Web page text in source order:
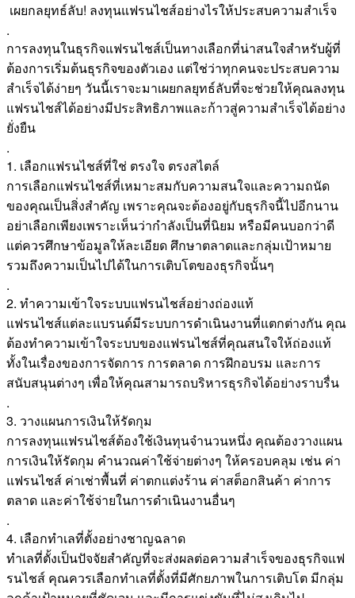
เผยกลยุทธ์ลับ! ลงทุนแฟรนไชส์อย่างไรให้ประสบความสำเร็จ
.
การลงทุนในธุรกิจแฟรนไชส์เป็นทางเลือกที่น่าสนใจสำหรับผู้ที่
ต้องการเริ่มต้นธุรกิจของตัวเอง แต่ใช่ว่าทุกคนจะประสบความ
สำเร็จได้ง่ายๆ วันนี้เราจะมาเผยกลยุทธ์ลับที่จะช่วยให้คุณลงทุน
แฟรนไชส์ได้อย่างมีประสิทธิภาพและก้าวสู่ความสำเร็จได้อย่าง
ยั่งยืน
.
1. เลือกแฟรนไชส์ที่ใช่ ตรงใจ ตรงสไตล์
การเลือกแฟรนไชส์ที่เหมาะสมกับความสนใจและความถนัด
ของคุณเป็นสิ่งสำคัญ เพราะคุณจะต้องอยู่กับธุรกิจนี้ไปอีกนาน
อย่าเลือกเพียงเพราะเห็นว่ากำลังเป็นที่นิยม หรือมีคนบอกว่าดี
แต่ควรศึกษาข้อมูลให้ละเอียด ศึกษาตลาดและกลุ่มเป้าหมาย
รวมถึงความเป็นไปได้ในการเติบโตของธุรกิจนั้นๆ
.
2. ทำความเข้าใจระบบแฟรนไชส์อย่างถ่องแท้
แฟรนไชส์แต่ละแบรนด์มีระบบการดำเนินงานที่แตกต่างกัน คุณ
ต้องทำความเข้าใจระบบของแฟรนไชส์ที่คุณสนใจให้ถ่องแท้
ทั้งในเรื่องของการจัดการ การตลาด การฝึกอบรม และการ
สนับสนุนต่างๆ เพื่อให้คุณสามารถบริหารธุรกิจได้อย่างราบรื่น
.
3. วางแผนการเงินให้รัดกุม
การลงทุนแฟรนไชส์ต้องใช้เงินทุนจำนวนหนึ่ง คุณต้องวางแผน
การเงินให้รัดกุม คำนวณค่าใช้จ่ายต่างๆ ให้ครอบคลุม เช่น ค่า
แฟรนไชส์ ค่าเช่าพื้นที่ ค่าตกแต่งร้าน ค่าสต็อกสินค้า ค่าการ
ตลาด และค่าใช้จ่ายในการดำเนินงานอื่นๆ
.
4. เลือกทำเลที่ตั้งอย่างชาญฉลาด
ทำเลที่ตั้งเป็นปัจจัยสำคัญที่จะส่งผลต่อความสำเร็จของธุรกิจแฟ
รนไชส์ คุณควรเลือกทำเลที่ตั้งที่มีศักยภาพในการเติบโต มีกลุ่ม